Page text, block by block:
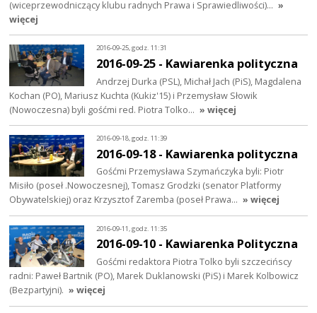
(wiceprzewodniczący klubu radnych Prawa i Sprawiedliwości)… »
więcej
2016-09-25, godz. 11:31
2016-09-25 - Kawiarenka polityczna
Andrzej Durka (PSL), Michał Jach (PiS), Magdalena
Kochan (PO), Mariusz Kuchta (Kukiz'15) i Przemysław Słowik
(Nowoczesna) byli gośćmi red. Piotra Tolko… » więcej
2016-09-18, godz. 11:39
2016-09-18 - Kawiarenka polityczna
Gośćmi Przemysława Szymańczyka byli: Piotr
Misiło (poseł .Nowoczesnej), Tomasz Grodzki (senator Platformy
Obywatelskiej) oraz Krzysztof Zaremba (poseł Prawa… » więcej
2016-09-11, godz. 11:35
2016-09-10 - Kawiarenka Polityczna
Gośćmi redaktora Piotra Tolko byli szczecińscy
radni: Paweł Bartnik (PO), Marek Duklanowski (PiS) i Marek Kolbowicz
(Bezpartyjni). » więcej